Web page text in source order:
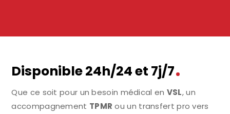
Disponible 24h/24 et 7j/7
Que ce soit pour un besoin médical en VSL, un
accompagnement TPMR ou un transfert pro vers